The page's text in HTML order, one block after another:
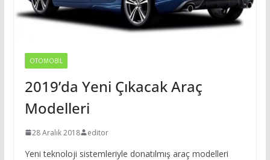
OTOMOBIL
2019’da Yeni Çıkacak Araç
Modelleri
28 Aralık 2018 editor
Yeni teknoloji sistemleriyle donatılmış araç modelleri